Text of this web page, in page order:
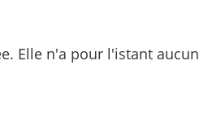
Elle n'a pour l'istant aucun